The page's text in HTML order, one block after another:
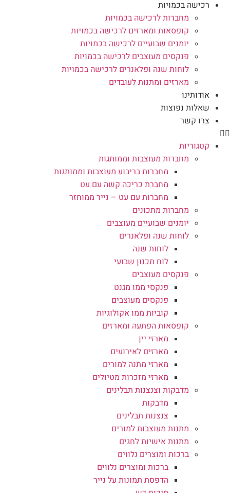
רכישה בכמויות
מחברות לרכישה בכמויות
קופסאות ומארזים לרכישה בכמויות
יומנים שבועיים לרכישה בכמויות
פנקסים מעוצבים לרכישה בכמויות
לוחות שנה ופלאנרים לרכישה בכמויות
מארזים ומתנות לעובדים
אודותינו
שאלות נפוצות
צרו קשר
קטגוריות
מחברות מעוצבות וממותגות
מחברות בריבוע מעוצבות וממותגות
מחברת כריכה קשה עם עט
מחברות עם עט – נייר ממוחזר
מחברות מתכונים
יומנים שבועיים מעוצבים
לוחות שנה ופלאנרים
לוחות שנה
לוח תכנון שבועי
פנקסים מעוצבים
פנקסי ממו מגנט
פנקסים מעוצבים
קוביות ממו אקולוגיות
קופסאות הפתעה ומארזים
מארזי יין
מארזים לאירועים
מארזי מתנה למורים
מארזי מזכרות מטיולים
מדבקות וצנצנות תבלינים
מדבקות
צנצנות תבלינים
מתנות מעוצבות למורים
מתנות אישיות לחגים
ברכות ומוצרים נלווים
ברכות ומוצרים נלווים
הדפסת תמונות על נייר